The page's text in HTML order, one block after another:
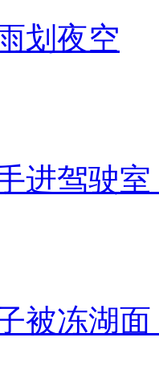
划夜空
进驾驶
被冻湖